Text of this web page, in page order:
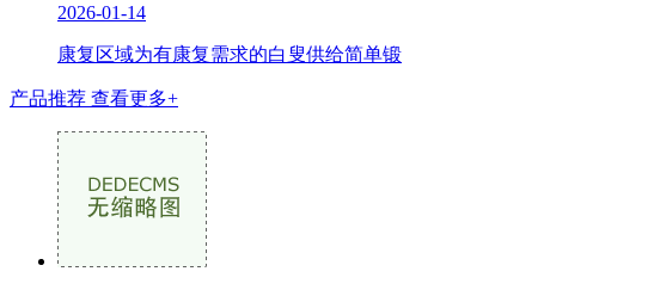
2026-01-14
康复区域为有康复需求的白叟供给简单锻
产品推荐 查看更多+